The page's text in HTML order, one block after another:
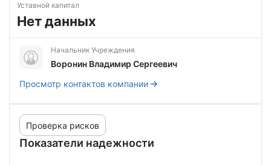
Уставной капитал
Нет данных
Начальник Учреждения
Воронин Владимир Сергеевич
Просмотр контактов компании
Показатели надежности
Проверка рисков